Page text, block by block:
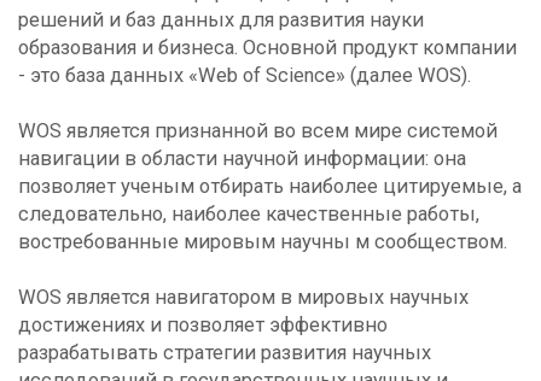
решений и баз данных для развития науки
образования и бизнеса. Основной продукт компании
- это база данных «Web of Science» (далее WOS).
WOS является признанной во всем мире системой
навигации в области научной информации: она
позволяет ученым отбирать наиболее цитируемые, а
следовательно, наиболее качественные работы,
востребованные мировым научны м сообществом.
WOS является навигатором в мировых научных
достижениях и позволяет эффективно
разрабатывать стратегии развития научных